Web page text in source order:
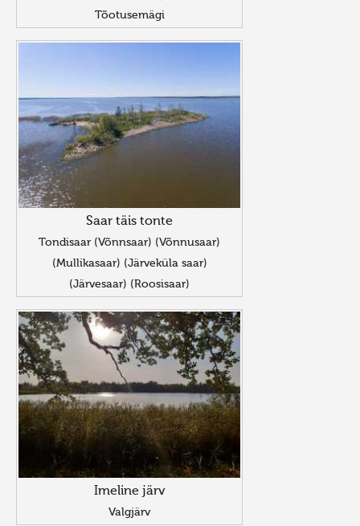
Tõotusemägi
Saar täis tonte
Tondisaar (Võnnsaar) (Võnnusaar)
(Mullikasaar) (Järveküla saar)
(Järvesaar) (Roosisaar)
Imeline järv
Valgjärv